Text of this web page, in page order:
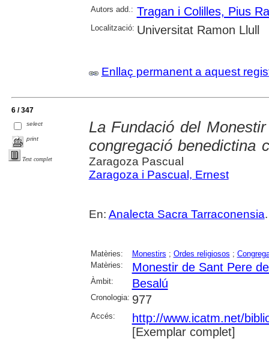
Autors add.: Tragan i Colilles, Pius
Localització: Universitat Ramon Llull
Enllaç permanent a aquest
6 / 347
select
print
Text complet
La Fundació del
congregació benedictina
Zaragoza Pascual
Zaragoza i Pascual, Ernest
En: Analecta Sacra Tarraconensia
Matèries: Monestirs ; Ordes religiosos ;
Matèries:
Monestir de Sant Pere
Àmbit: Besalú
Cronologia: 977
Accés:
http://www.icatm.net/
[Exemplar complet]